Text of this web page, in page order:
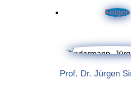
Folgen
Prof. Dr. Jürgen